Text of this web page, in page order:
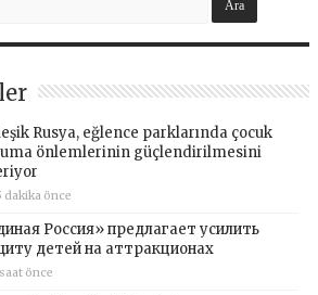
Rusya, eğlence parklarında çocuk
önlemlerinin güçlendirilmesini
dakika önce
Россия» предлагает усилить
детей на аттракционах
önce